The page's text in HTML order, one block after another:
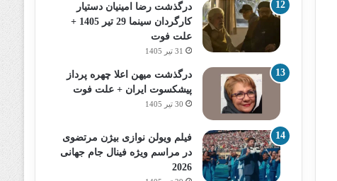
درگذشت رضا امینیان دستیار
کارگردان سینما 29 تیر 1405 +
علت فوت
31 تیر 1405
درگذشت میهن اعلا چهره پرداز
پیشکسوت ایران + علت فوت
30 تیر 1405
فیلم ویولن نوازی بیژن مرتضوی
در مراسم ویژه فینال جام جهانی
2026